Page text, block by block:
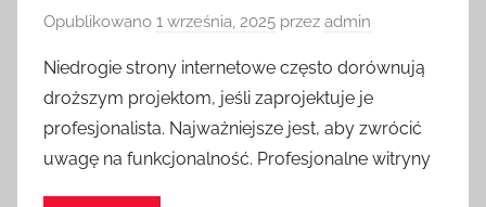
Opublikowano 1 września, 2025 przez admin
Niedrogie strony internetowe często dorównują
droższym projektom, jeśli zaprojektuje je
profesjonalista. Najważniejsze jest, aby zwrócić
uwagę na funkcjonalność. Profesjonalne witryny